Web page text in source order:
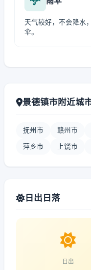
天气较好，不会降水
伞。
景德镇市附近城
抚州市 赣州市
萍乡市 上饶市
日出日落
日出